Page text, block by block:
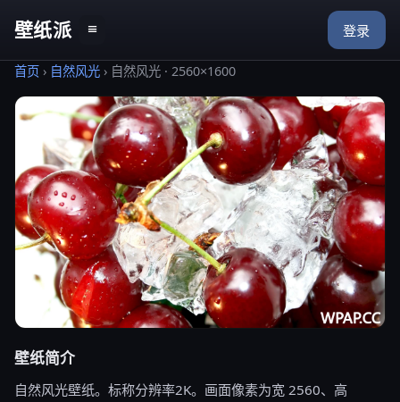
壁纸派 ≡ 登录
首页 › 自然风光 › 自然风光 · 2560×1600
壁纸简介
自然风光壁纸。标称分辨率2K。画面像素为宽 2560、高